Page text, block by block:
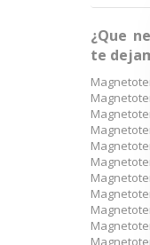
¿Que
te